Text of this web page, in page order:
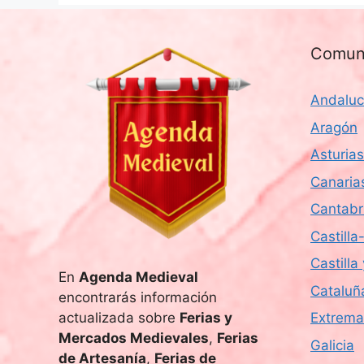
En Agenda Medieval
encontrarás información
actualizada sobre Ferias y
Mercados Medievales, Ferias
de Artesanía, Ferias de
Aragón
Asturias
Castilla
Galicia